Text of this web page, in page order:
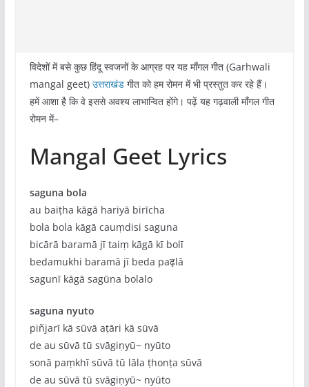
विदेशों में बसे कुछ हिंदू स्वजनों के आग्रह पर यह माँगल गीत (Garhwali
mangal geet) उत्तराखंडगीत को हम रोमन में भी प्रस्तुत कर रहे हैं।
हमें आशा है कि वे इससे अवश्य लाभान्वित होंगे। पढ़ें यह गढ़वाली माँगल गीत
रोमन में–
Mangal Geet Lyrics
saguna bola
au baiṭha kāgā hariyā birīcha
bola bola kāgā cauṃdisi saguna
bicārā baramā jī taiṃ kāgā kī bolī
bedamukhi baramā jī beda paढ़lā
sagunī kāgā sagūna bolalo
saguna nyuto
piñjarī kā sūvā aṭāri kā sūvā
de au sūvā tū svāgiṇyū~ nyūto
sonā paṃkhī sūvā tū lāla ṭhonṭa sūvā
de au sūvā tū svāgiṇyū~ nyūto